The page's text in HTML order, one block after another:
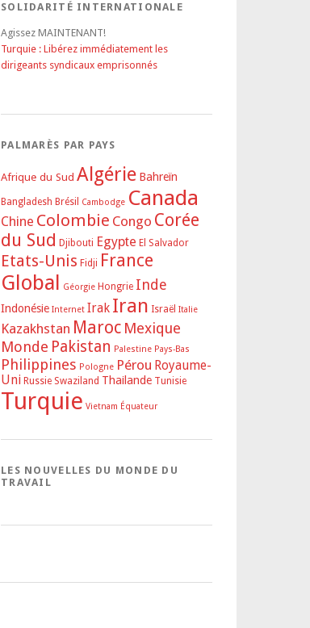
SOLIDARITÉ INTERNATIONALE
Agissez MAINTENANT!
Turquie : Libérez immédiatement les
dirigeants syndicaux emprisonnés
PALMARÈS PAR PAYS
Afrique du Sud Algérie Bahreïn
Bangladesh Brésil Cambodge Canada
Chine Colombie Congo Corée
du Sud Djibouti Egypte El Salvador
Etats-Unis Fidji France
Global Géorgie Hongrie Inde
Indonésie Internet Irak Iran Israël Italie
Kazakhstan Maroc Mexique
Monde Pakistan Palestine Pays-Bas
Philippines Pologne Pérou Royaume-
Uni Russie Swaziland Thailande Tunisie
Turquie Vietnam Équateur
LES NOUVELLES DU MONDE DU
TRAVAIL